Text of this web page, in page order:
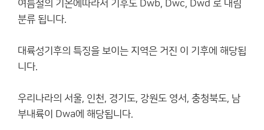
여름철의 기온에따라서 기후도 Dwb, Dwc, Dwd 로 내림
분류 됩니다.
대륙성기후의 특징을 보이는 지역은 거진 이 기후에 해당됩
니다.
우리나라의 서울, 인천, 경기도, 강원도 영서, 충청북도, 남
부내륙이 Dwa에 해당됩니다.